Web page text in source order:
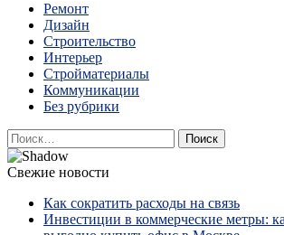
Строительство и
Квартиры и дома, в которых живут разные
отличаются между собой.
Ремонт
Дизайн
Строительство
Интерьер
Стройматериалы
Коммуникации
Без рубрики
Найти:
Свежие новости
Как сократить расходы на связь
Инвестиции в коммерческие метры: